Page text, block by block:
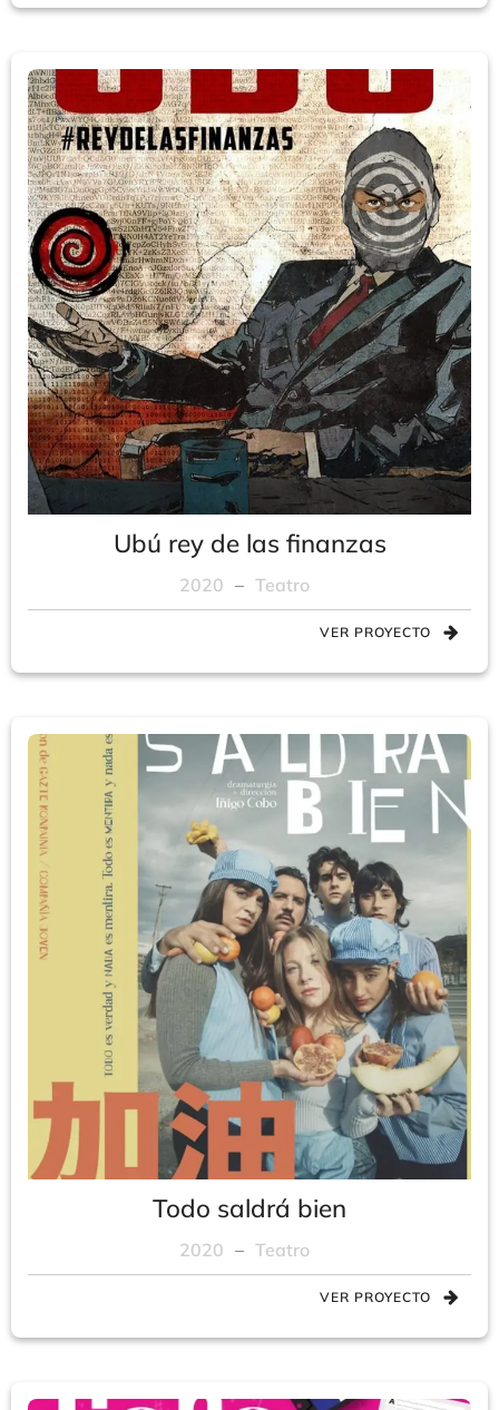
Ubú rey de las finanzas
2020 – Teatro
VER PROYECTO
Todo saldrá bien
2020 – Teatro
VER PROYECTO